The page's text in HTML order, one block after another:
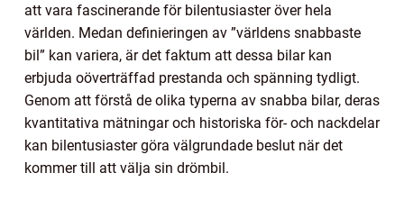
att vara fascinerande för bilentusiaster över hela
världen. Medan definieringen av ”världens snabbaste
bil” kan variera, är det faktum att dessa bilar kan
erbjuda oöverträffad prestanda och spänning tydligt.
Genom att förstå de olika typerna av snabba bilar, deras
kvantitativa mätningar och historiska för- och nackdelar
kan bilentusiaster göra välgrundade beslut när det
kommer till att välja sin drömbil.